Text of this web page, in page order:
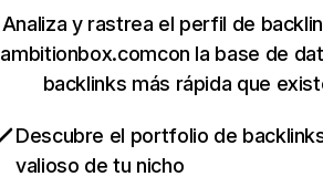
Analiza y rastrea el perfil de
ambitionbox.comcon la base de
backlinks más rápida que
Descubre el portfolio de
valioso de tu nicho